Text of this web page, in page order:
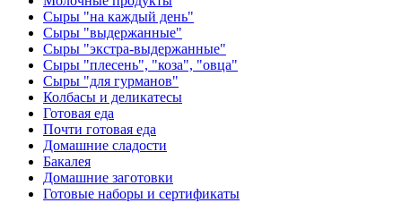
Сыры "на каждый день"
Сыры "выдержанные"
Сыры "экстра-выдержанные"
Сыры "плесень", "коза", "овца"
Сыры "для гурманов"
Колбасы и деликатесы
Готовая еда
Почти готовая еда
Домашние сладости
Бакалея
Домашние заготовки
Готовые наборы и сертификаты